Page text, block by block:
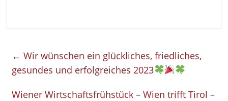
← Wir wünschen ein glückliches, friedliches,
gesundes und erfolgreiches 2023
Wiener Wirtschaftsfrühstück – Wien trifft Tirol –